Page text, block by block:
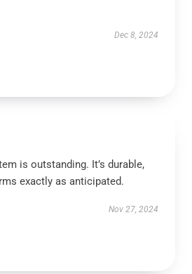
Dec 8, 2024
is outstanding. It’s durable,
exactly as anticipated.
Nov 27, 2024